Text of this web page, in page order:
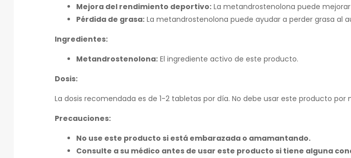
Mejora del rendimiento deportivo: La metandrostenolona puede
Pérdida de grasa: La metandrostenolona puede ayudar a perder grasa al
Ingredientes:
Metandrostenolona: El ingrediente activo de este producto.
Dosis:
La dosis recomendada es de 1-2 tabletas por día. No debe usar este producto por
Precauciones:
No use este producto si está embarazada o amamantando.
Consulte a su médico antes de usar este producto si tiene alguna